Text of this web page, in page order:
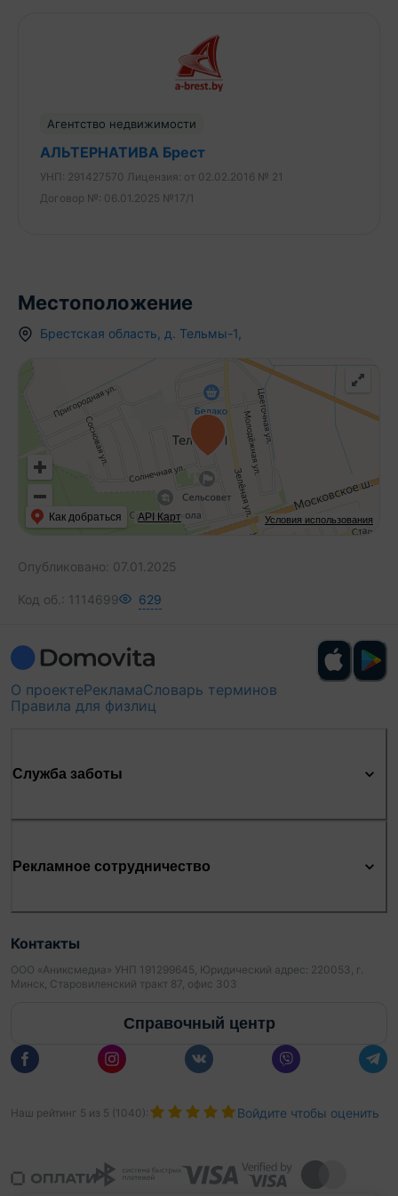
Агентство недвижимости
АЛЬТЕРНАТИВА Брест
УНП: 291427570 Лицензия: от 02.02.2016 № 21
Договор №: 06.01.2025 №17/1
Местоположение
Брестская область д. Тельмы-1
Условия использования
Как добраться API Карт
Опубликовано: 07.01.2025
Код об.: 1114699 629
О проектеРекламаСловарь терминов
Правила для физлиц
Служба заботы
Рекламное сотрудничество
Контакты
ООО «Аниксмедиа» УНП 191299645, Юридический адрес: 220053, г.
Минск, Старовиленский тракт 87, офис 303
Справочный центр
Наш рейтинг 5 из 5 1040): Войдите чтобы оценить